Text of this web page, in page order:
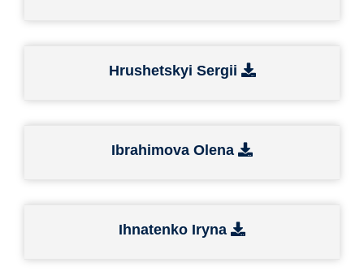
Hrushetskyi Sergii
Ibrahimova Olena
Ihnatenko Iryna